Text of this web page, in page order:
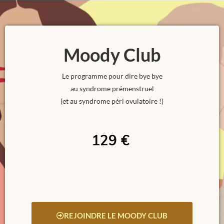
Moody Club
Le programme pour dire bye bye
au syndrome prémenstruel
(et au syndrome péri ovulatoire !)
129 €
REJOINDRE LE MOODY CLUB